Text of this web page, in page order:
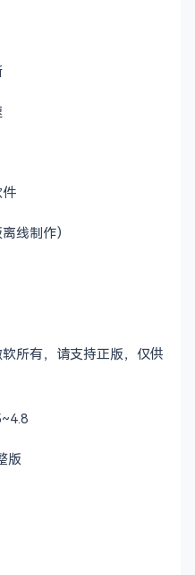
线制作）
所有，请支持正版，仅供
版